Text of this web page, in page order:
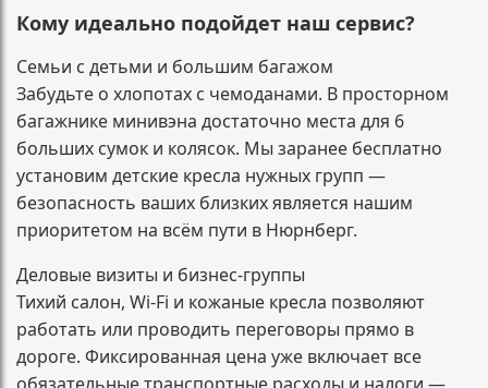
Кому идеально подойдет наш сервис?
Семьи с детьми и большим багажом
Забудьте о хлопотах с чемоданами. В просторном
багажнике минивэна достаточно места для 6
больших сумок и колясок. Мы заранее бесплатно
установим детские кресла нужных групп —
безопасность ваших близких является нашим
приоритетом на всём пути в Нюрнберг.
Деловые визиты и бизнес-группы
Тихий салон, Wi-Fi и кожаные кресла позволяют
работать или проводить переговоры прямо в
дороге. Фиксированная цена уже включает все
обязательные транспортные расходы и налоги —